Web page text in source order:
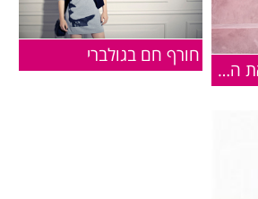
GOLBARY סוגרת את החורף במבצע 50% על כל פרטי החורף
חורף חם בגולברי